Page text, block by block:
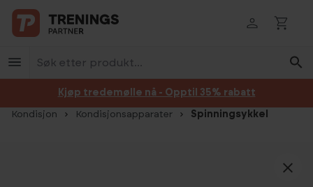
Hopp til innhold
Kjøp tredemølle nå - Opptil 35% rabatt
Kondisjon Kondisjonsapparater Spinningsykkel